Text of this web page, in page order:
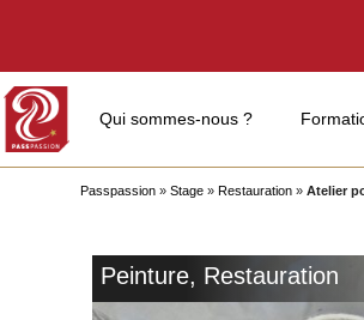
Qui sommes-nous ?
Passpassion »Stage »Restauration »Atelier
Peinture, Restauration